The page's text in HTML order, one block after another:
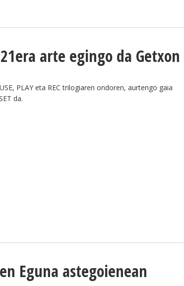
arte egingo da Getxon
PLAY eta REC trilogiaren ondoren, aurtengo gaia
da.
Eguna astegoienean